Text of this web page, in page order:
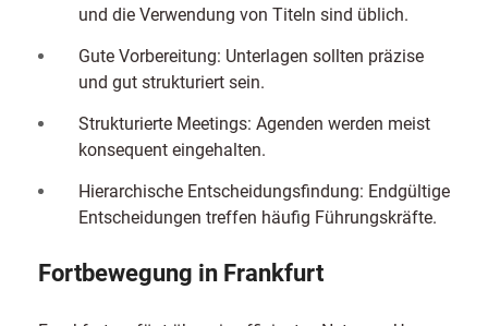
und die Verwendung von Titeln sind üblich.
Gute Vorbereitung: Unterlagen sollten präzise
und gut strukturiert sein.
Strukturierte Meetings: Agenden werden meist
konsequent eingehalten.
Hierarchische Entscheidungsfindung: Endgültige
Entscheidungen treffen häufig Führungskräfte.
Fortbewegung in Frankfurt